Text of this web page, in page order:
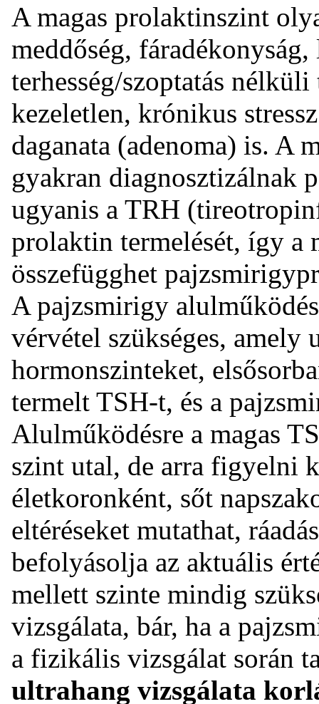
A magas prolaktinszint
meddőség,
terhesség/szoptatás
kezeletlen, krónikus
daganata (adenoma) is. A
gyakran diagnosztizálnak
ugyanis a TRH
prolaktin termelését, így a
összefügghet
A pajzsmirigy
vérvétel szükséges, amely
hormonszinteket,
termelt TSH-t, és a
Alulműködésre a magas
szint utal, de arra figyelni
életkoronként, sőt
eltéréseket mutathat,
befolyásolja az aktuális
mellett szinte mindig
vizsgálata, bár, ha a
a fizikális vizsgálat során
ultrahang vizsgálata